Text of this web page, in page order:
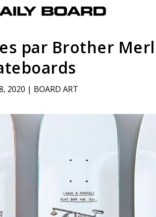
par Brother
2020 | BOARD ART